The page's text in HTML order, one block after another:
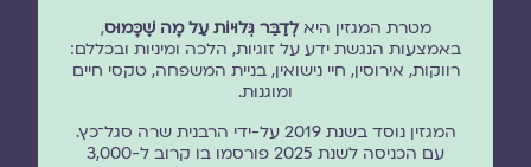
מטרת המגזין היאלְדַבֵּר גְּלוּיוֹת עַל מָה שֶׁכָּמוּס,
באמצעות הנגשת ידע על זוגיות, הלכה ומיניות ובכללם:
רווקות, אירוסין, חיי נישואין, בניית המשפחה, טקסי חיים
ומוגנוּת.
המגזין נוסד בשנת 2019 על-ידי הרבנית שרה סגל־כץ.
עם הכניסה לשנת 2025 פורסמו בו קרוב ל-3,000